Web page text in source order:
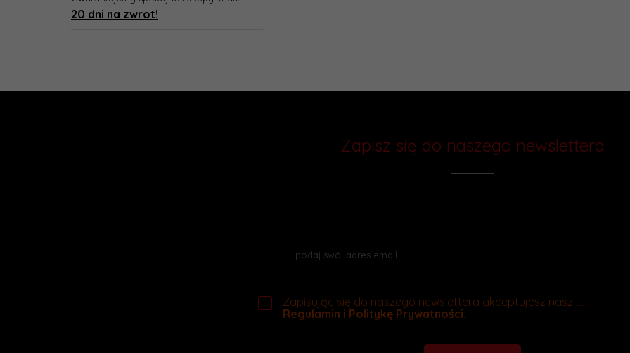
20 dni na zwrot!
Zapisz się do naszego newslettera
Zapisując się do naszego newslettera akceptujesz nasz.....
Regulamin i Politykę Prywatności.